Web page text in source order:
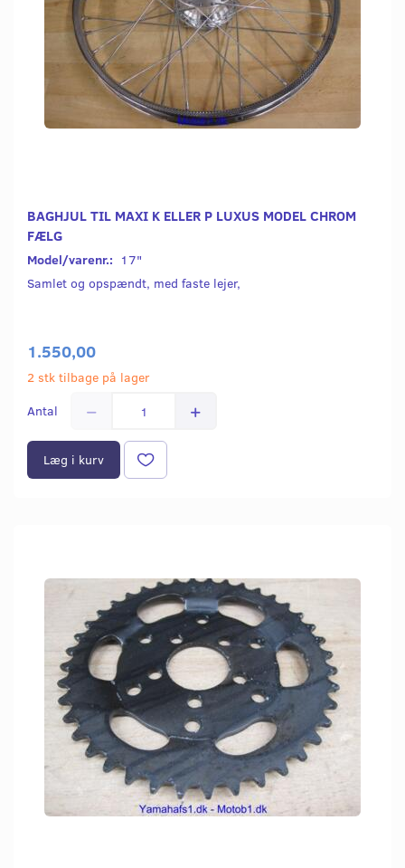
BAGHJUL TIL MAXI K ELLER P LUXUS MODEL CHROM
FÆLG
Model/varenr.: 17"
Samlet og opspændt, med faste lejer,
1.550,00
2 stk tilbage på lager
Antal
Læg i kurv